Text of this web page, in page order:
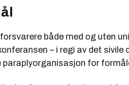
også både offensive og
(NSM):
både med og uten
– i regi av det
paraplyorganisasjon for